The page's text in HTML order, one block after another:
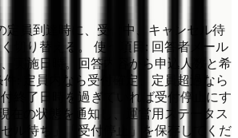
定員到達時に、受付中、キャンセル待
切り替える。 使う項目: 回答者メール
実施日時。回答内容から申込人数と希
: 定員内なら受付確定、定員超過なら
終了日時を過ぎていれば受付停止にす
在の状態を通知し、運営用ステータス
ル待ち」「受付停止」を保存してくだ